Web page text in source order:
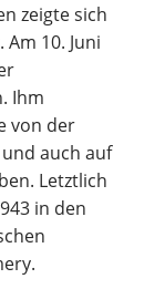
zeigte sich
10. Juni
Ihm
von der
auch auf
Letztlich
in den